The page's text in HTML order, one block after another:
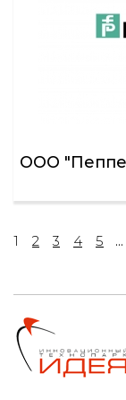
ООО
1 2 3 4 5 ...